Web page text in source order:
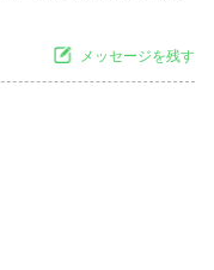
メッセージを残す